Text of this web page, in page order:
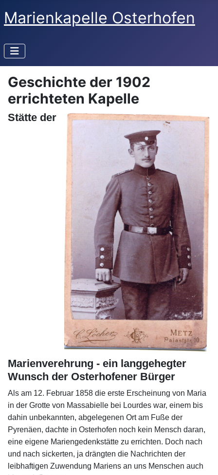
Marienkapelle Osterhofen
Geschichte der 1902
errichteten Kapelle
Stätte der
Marienverehrung - ein langgehegter
Wunsch der Osterhofener Bürger
Als am 12. Februar 1858 die erste Erscheinung von Maria
in der Grotte von Massabielle bei Lourdes war, einem bis
dahin unbekannten, abgelegenen Ort am Fuße der
Pyrenäen, dachte in Osterhofen noch kein Mensch daran,
eine eigene Mariengedenkstätte zu errichten. Doch nach
und nach sickerten, ja drängten die Nachrichten der
leibhaftigen Zuwendung Mariens an uns Menschen auch